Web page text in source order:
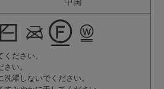
ださい。
い。
濯しないでください。